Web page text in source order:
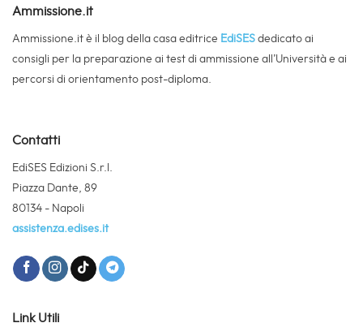
Ammissione.it
Ammissione.it è il blog della casa editrice EdiSES dedicato ai
consigli per la preparazione ai test di ammissione all’Università e ai
percorsi di orientamento post-diploma.
Contatti
EdiSES Edizioni S.r.l.
Piazza Dante, 89
80134 - Napoli
assistenza.edises.it
Link Utili